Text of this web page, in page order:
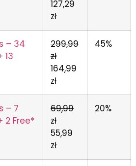
127,29
zł
– 34
13
299,99
zł
164,99
zł
45%
– 7
2 Free*
69,99
zł
55,99
zł
20%